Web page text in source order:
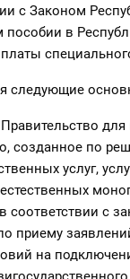
с Законом
в
следующие
созданное по
услуг,
соответствии с
приему
на